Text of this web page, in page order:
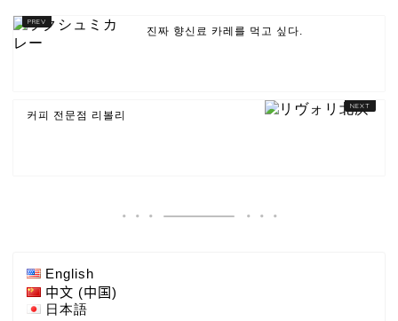
진짜 향신료 카레를 먹고 싶다.
커피 전문점 리볼리
English
中文 (中国)
日本語